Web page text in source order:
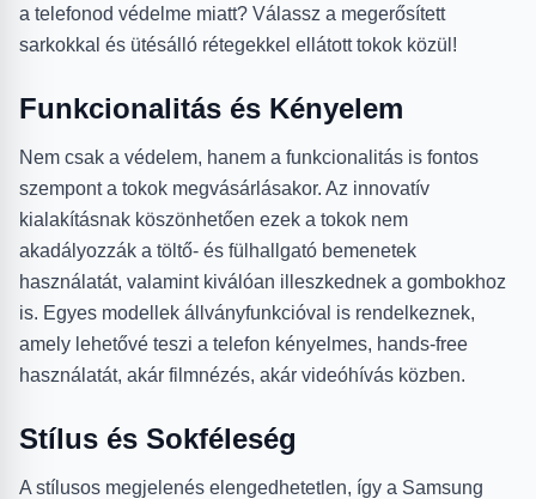
a telefonod védelme miatt? Válassz a megerősített
sarkokkal és ütésálló rétegekkel ellátott tokok közül!
Funkcionalitás és Kényelem
Nem csak a védelem, hanem a funkcionalitás is fontos
szempont a tokok megvásárlásakor. Az innovatív
kialakításnak köszönhetően ezek a tokok nem
akadályozzák a töltő- és fülhallgató bemenetek
használatát, valamint kiválóan illeszkednek a gombokhoz
is. Egyes modellek állványfunkcióval is rendelkeznek,
amely lehetővé teszi a telefon kényelmes, hands-free
használatát, akár filmnézés, akár videóhívás közben.
Stílus és Sokféleség
A stílusos megjelenés elengedhetetlen, így a Samsung